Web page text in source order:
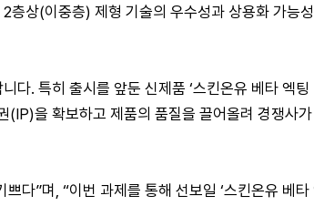
상(이중층) 제형 기술의 우수성과 상용화 가능
. 특히 출시를 앞둔 신제품 ‘스킨온유 베타 엑팅
을 확보하고 제품의 품질을 끌어올려 경쟁사가
다”며, “이번 과제를 통해 선보일 ‘스킨온유 베타